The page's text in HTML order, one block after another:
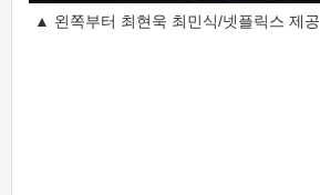
▲ 왼쪽부터 최현욱 최민식/넷플릭스 제공